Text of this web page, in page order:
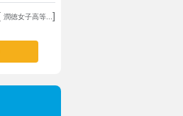
潤徳女子高等... ]